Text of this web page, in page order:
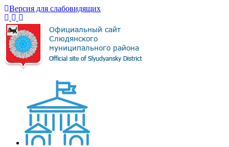
Версия для слабовидящих